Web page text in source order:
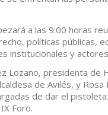
a las 9:00 horas
políticas públicas,
institucionales y
Lozano, presidenta de
de Avilés, y
de dar el
Foro.